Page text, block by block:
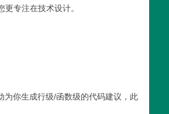
专注在技术设计。
为你生成行级/函数级的代码建议，此